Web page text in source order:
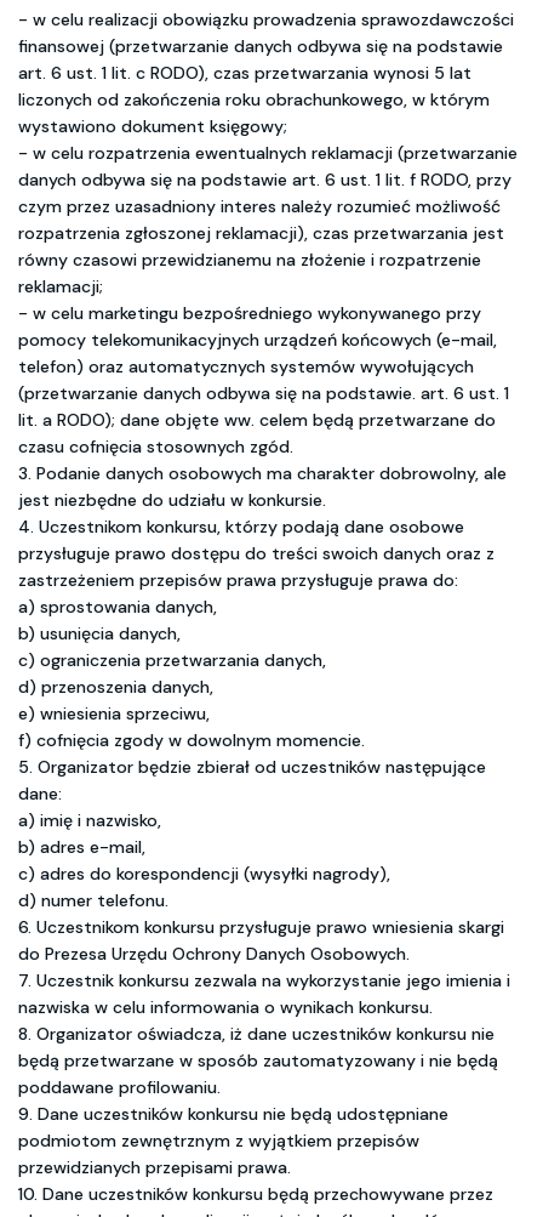
- w celu realizacji obowiązku prowadzenia sprawozdawczości
finansowej (przetwarzanie danych odbywa się na podstawie
art. 6 ust. 1 lit. c RODO), czas przetwarzania wynosi 5 lat
liczonych od zakończenia roku obrachunkowego, w którym
wystawiono dokument księgowy;
- w celu rozpatrzenia ewentualnych reklamacji (przetwarzanie
danych odbywa się na podstawie art. 6 ust. 1 lit. f RODO, przy
czym przez uzasadniony interes należy rozumieć możliwość
rozpatrzenia zgłoszonej reklamacji), czas przetwarzania jest
równy czasowi przewidzianemu na złożenie i rozpatrzenie
reklamacji;
- w celu marketingu bezpośredniego wykonywanego przy
pomocy telekomunikacyjnych urządzeń końcowych (e-mail,
telefon) oraz automatycznych systemów wywołujących
(przetwarzanie danych odbywa się na podstawie. art. 6 ust. 1
lit. a RODO); dane objęte ww. celem będą przetwarzane do
czasu cofnięcia stosownych zgód.
3. Podanie danych osobowych ma charakter dobrowolny, ale
jest niezbędne do udziału w konkursie.
4. Uczestnikom konkursu, którzy podają dane osobowe
przysługuje prawo dostępu do treści swoich danych oraz z
zastrzeżeniem przepisów prawa przysługuje prawa do:
a) sprostowania danych,
b) usunięcia danych,
c) ograniczenia przetwarzania danych,
d) przenoszenia danych,
e) wniesienia sprzeciwu,
f) cofnięcia zgody w dowolnym momencie.
5. Organizator będzie zbierał od uczestników następujące
dane:
a) imię i nazwisko,
b) adres e-mail,
c) adres do korespondencji (wysyłki nagrody),
d) numer telefonu.
6. Uczestnikom konkursu przysługuje prawo wniesienia skargi
do Prezesa Urzędu Ochrony Danych Osobowych.
7. Uczestnik konkursu zezwala na wykorzystanie jego imienia i
nazwiska w celu informowania o wynikach konkursu.
8. Organizator oświadcza, iż dane uczestników konkursu nie
będą przetwarzane w sposób zautomatyzowany i nie będą
poddawane profilowaniu.
9. Dane uczestników konkursu nie będą udostępniane
podmiotom zewnętrznym z wyjątkiem przepisów
przewidzianych przepisami prawa.
10. Dane uczestników konkursu będą przechowywane przez